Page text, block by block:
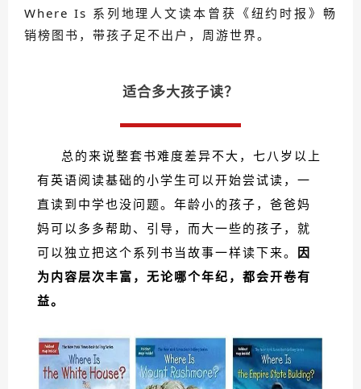
Where Is 系列地理人文读本曾获 《纽约时报》畅
销榜图书， 带孩子 足不出户，周游世界。
适合多大孩子读？
总的来说整套书难度差异不大，七八岁以上
有英语阅读基础的小学生可以开始尝试读，一
直读到中学也没问题。年龄小的孩子，爸爸妈
妈可以多多帮助、引导，而大一些的孩子，就
可以独立把这个系列书当故事一样读下来。 因
为内容层次丰富，无论哪个年纪，都会开卷有
益。